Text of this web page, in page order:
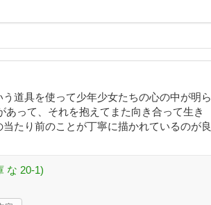
道具を使って少年少女たちの心の中が明ら
って、それを抱えてまた向き合って生き
たり前のことが丁寧に描かれているのが良
な 20-1)